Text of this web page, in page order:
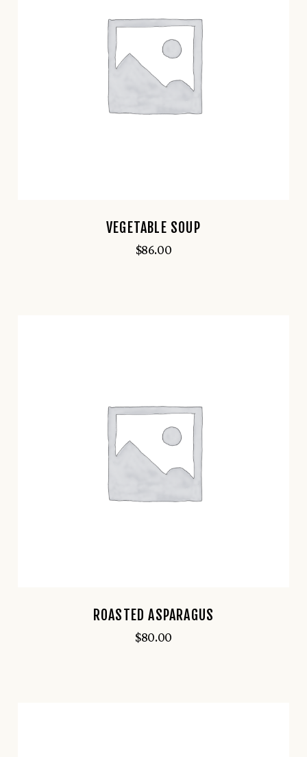
VEGETABLE SOUP
$86.00
ROASTED ASPARAGUS
$80.00